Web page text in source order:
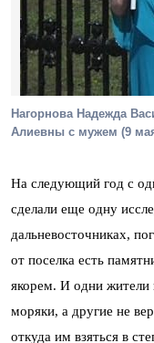
Нагорнова Надежда
Алиевны с мужем (9
На следующий год с
сделали еще одну
дальневосточниках,
от поселка есть
якорем. И одни жители
моряки, а другие не
откуда им взяться в